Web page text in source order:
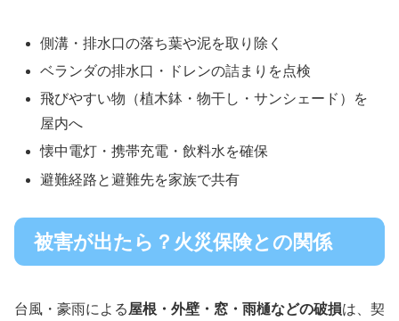
側溝・排水口の落ち葉や泥を取り除く
ベランダの排水口・ドレンの詰まりを点検
飛びやすい物（植木鉢・物干し・サンシェード）を
屋内へ
懐中電灯・携帯充電・飲料水を確保
避難経路と避難先を家族で共有
被害が出たら？火災保険との関係
台風・豪雨による屋根・外壁・窓・雨樋などの破損は、契